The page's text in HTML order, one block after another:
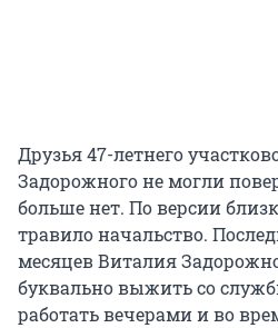
Друзья 47-летнего
Задорожного не могли
больше нет. По версии
травило начальство.
месяцев Виталия
буквально выжить со
работать вечерами и во